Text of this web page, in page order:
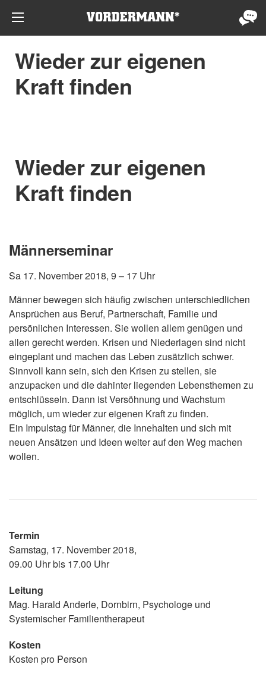
Wieder zur eigenen
Kraft finden
Wieder zur eigenen
Kraft finden
Männerseminar
Sa 17. November 2018, 9 – 17 Uhr
Männer bewegen sich häufig zwischen unterschiedlichen
Ansprüchen aus Beruf, Partnerschaft, Familie und
persönlichen Interessen. Sie wollen allem genügen und
allen gerecht werden. Krisen und Niederlagen sind nicht
eingeplant und machen das Leben zusätzlich schwer.
Sinnvoll kann sein, sich den Krisen zu stellen, sie
anzupacken und die dahinter liegenden Lebensthemen zu
entschlüsseln. Dann ist Versöhnung und Wachstum
möglich, um wieder zur eigenen Kraft zu finden.
Ein Impulstag für Männer, die Innehalten und sich mit
neuen Ansätzen und Ideen weiter auf den Weg machen
wollen.
Termin
Samstag, 17. November 2018,
09.00 Uhr bis 17.00 Uhr
Leitung
Mag. Harald Anderle, Dornbirn, Psychologe und
Systemischer Familientherapeut
Kosten
Kosten pro Person